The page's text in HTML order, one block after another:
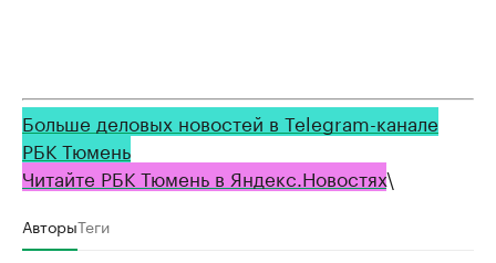
Больше деловых новостей в Telegram-канале
РБК Тюмень
Читайте РБК Тюмень в Яндекс.Новостях\
АвторыТеги